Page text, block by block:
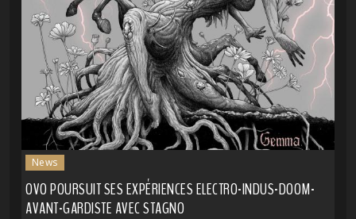
News
OVO POURSUIT SES EXPÉRIENCES ELECTRO-INDUS-DOOM-
AVANT-GARDISTE AVEC STAGNO